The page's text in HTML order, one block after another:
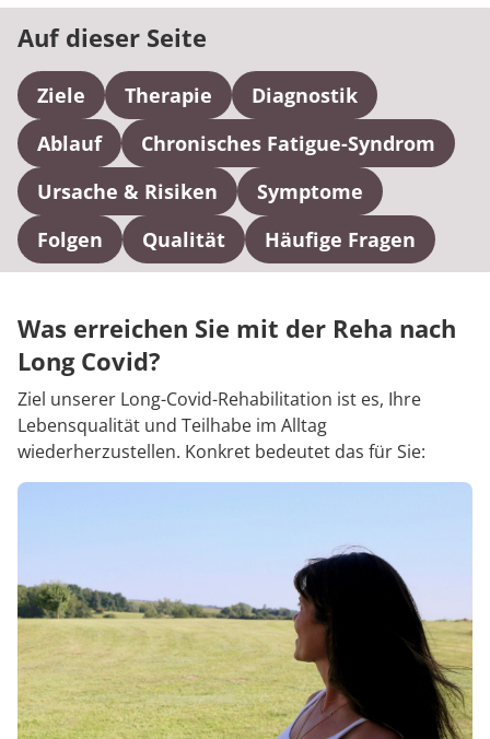
Auf dieser Seite
Ziele Therapie
Diagnostik
Ablauf
Chronisches Fatigue-Syndrom
Ursache & Risiken
Symptome
Folgen
Qualität Häufige Fragen
Was erreichen Sie mit der Reha nach
Long Covid?
Ziel unserer Long-Covid-Rehabilitation ist es, Ihre
Lebensqualität und Teilhabe im Alltag
wiederherzustellen. Konkret bedeutet das für Sie: